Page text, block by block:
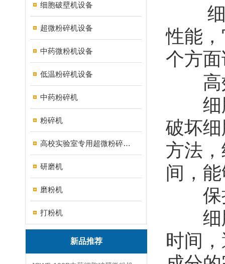
细胞破壁机设备
超微粉碎机设备
中药微粉机设备
低温粉碎机设备
中药粉碎机
粉碎机
高校实验室专用超微粉碎机设备
研磨机
磨粉机
打粉机
新品推荐
细胞
性能
个方
高
细胞
破坏
方法
间，
保持
细胞
时间